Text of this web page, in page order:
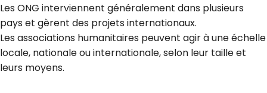
Les ONG interviennent généralement dans plusieurs
pays et gèrent des projets internationaux.
Les associations humanitaires peuvent agir à une échelle
locale, nationale ou internationale, selon leur taille et
leurs moyens.